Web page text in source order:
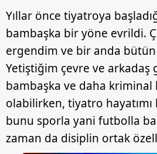
Yıllar önce tiyatroya
bambaşka bir yöne evrildi.
ergendim ve bir anda
Yetiştiğim çevre ve arkadaş
bambaşka ve daha kriminal
olabilirken, tiyatro hayatımı
bunu sporla yani futbolla
zaman da disiplin ortak